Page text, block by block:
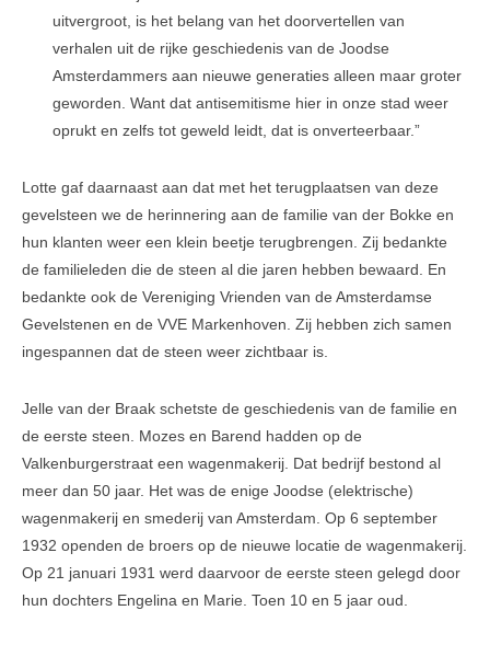
uitvergroot, is het belang van het doorvertellen van
verhalen uit de rijke geschiedenis van de Joodse
Amsterdammers aan nieuwe generaties alleen maar groter
geworden. Want dat antisemitisme hier in onze stad weer
oprukt en zelfs tot geweld leidt, dat is onverteerbaar.”
Lotte gaf daarnaast aan dat met het terugplaatsen van deze
gevelsteen we de herinnering aan de familie van der Bokke en
hun klanten weer een klein beetje terugbrengen. Zij bedankte
de familieleden die de steen al die jaren hebben bewaard. En
bedankte ook de Vereniging Vrienden van de Amsterdamse
Gevelstenen en de VVE Markenhoven. Zij hebben zich samen
ingespannen dat de steen weer zichtbaar is.
Jelle van der Braak schetste de geschiedenis van de familie en
de eerste steen. Mozes en Barend hadden op de
Valkenburgerstraat een wagenmakerij. Dat bedrijf bestond al
meer dan 50 jaar. Het was de enige Joodse (elektrische)
wagenmakerij en smederij van Amsterdam. Op 6 september
1932 openden de broers op de nieuwe locatie de wagenmakerij.
Op 21 januari 1931 werd daarvoor de eerste steen gelegd door
hun dochters Engelina en Marie. Toen 10 en 5 jaar oud.